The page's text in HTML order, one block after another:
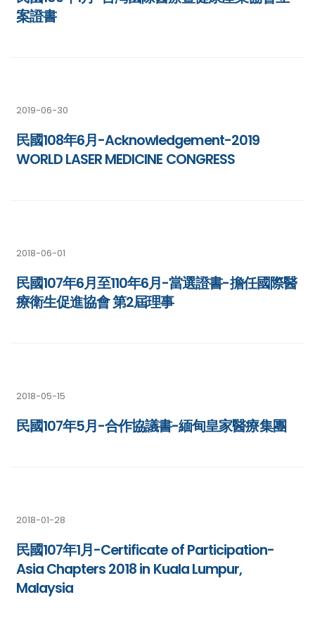
案證書
2019-06-30
民國108年6月-Acknowledgement-2019
WORLD LASER MEDICINE CONGRESS
2018-06-01
民國107年6月至110年6月-當選證書-擔任國際醫
療衛生促進協會 第2屆理事
2018-05-15
民國107年5月-合作協議書-緬甸皇家醫療集團
2018-01-28
民國107年1月-Certificate of Participation-
Asia Chapters 2018 in Kuala Lumpur,
Malaysia